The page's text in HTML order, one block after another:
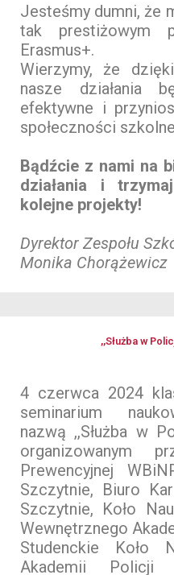
Jesteśmy dumni, że
tak prestiżowym
Erasmus+.
Wierzymy, że
nasze działania
efektywne i
społeczności
Bądźcie z nami na
działania i
kolejne projekty!
Dyrektor Zespołu
Monika Chorążewicz
,,Służba w
4 czerwca 2024
seminarium
nazwą ,,Służba w
organizowanym
Prewencyjnej
Szczytnie, Biuro
Szczytnie, Koło
Wewnętrznego
Studenckie Koło
Akademii